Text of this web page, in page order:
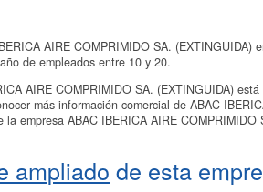
AIRE COMPRIMIDO SA. (EXTINGUIDA)
de empleados entre 10 y 20.
AIRE COMPRIMIDO SA. (EXTINGUIDA)
más información comercial de ABAC
empresa ABAC IBERICA AIRE COMPRIMIDO
ampliado de esta